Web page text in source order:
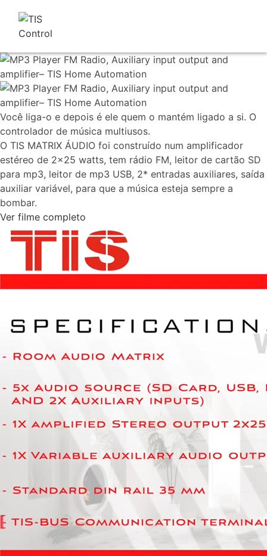
Você liga-o e depois é ele quem o mantém ligado a si. O
controlador de música multiusos.
O TIS MATRIX ÁUDIO foi construído num amplificador
estéreo de 2x25 watts, tem rádio FM, leitor de cartão SD
para mp3, leitor de mp3 USB, 2* entradas auxiliares, saída
auxiliar variável, para que a música esteja sempre a
bombar.
Ver filme completo